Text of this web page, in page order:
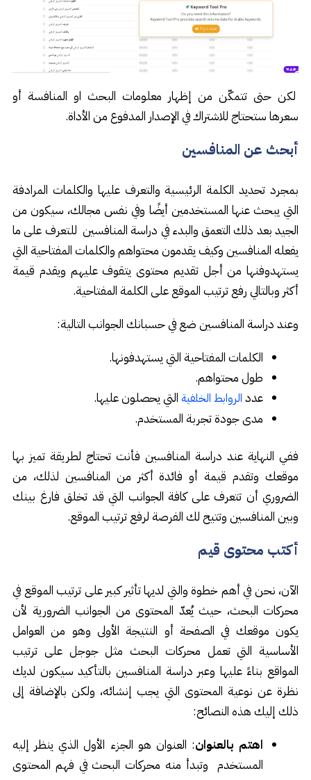
لكن حتى تتمكّن من إظهار معلومات البحث او المنافسة أو
سعرها ستحتاج للاشتراك في الإصدار المدفوع من الأداة.
أبحث عن المنافسين
بمجرد تحديد الكلمة الرئيسية والتعرف عليها والكلمات المرادفة
التي يبحث عنها المستخدمين أيضًا وفي نفس مجالك، سيكون من
الجيد بعد ذلك التعمق والبدء في دراسة المنافسين للتعرف على ما
يفعله المنافسين وكيف يقدمون محتواهم والكلمات المفتاحية التي
يستهدوفنها من أجل تقديم محتوى يتقوف عليهم ويقدم قيمة
أكثر وبالتالي رفع ترتيب الموقع على الكلمة المفتاحية.
وعند دراسة المنافسين ضع في حسبانك الجوانب التالية:
الكلمات المفتاحية التي يستهدفونها.
طول محتواهم.
عددالروابط الخلفية التي يحصلون عليها.
مدى جودة تجربة المستخدم.
ففي النهاية عند دراسة المنافسين فأنت تحتاج لطريقة تميز بها
موقعك وتقدم قيمة أو فائدة أكثر من المنافسين لذلك، من
الضروري أن تتعرف على كافة الجوانب التي قد تخلق فارغ بينك
وبين المنافسين وتتيح لك الفرصة لرفع ترتيب الموقع.
أكتب محتوى قيم
الآن، نحن في أهم خطوة والتي لديها تأثير كبير على ترتيب الموقع في
محركات البحث، حيث يُعدّ المحتوى من الجوانب الضرورية لأن
يكون موقعك في الصفحة أو النتيجة الأولى وهو من العوامل
الأساسية التي تعمل محركات البحث مثل جوجل على ترتيب
المواقع بناءً عليها وعبر دراسة المنافسين بالتأكيد سيكون لديك
نظرة عن نوعية المحتوى التي يجب إنشائه، ولكن بالإضافة إلى
ذلك إليك هذه النصائح:
اهتم بالعنوان: العنوان هو الجزء الأول الذي ينظر إليه
المستخدم وتبدأ منه محركات البحث في فهم المحتوى